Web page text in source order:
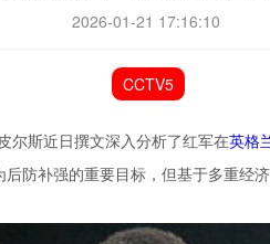
2026-01-21 17:16:10
CCTV5
尔斯近日撰文深入分析了红军在英格
防补强的重要目标，但基于多重经